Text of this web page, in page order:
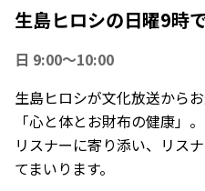
生島ヒロシの日曜9時
日 9:00～10:00
生島ヒロシが文化放送から
「心と体とお財布の健康」。
リスナーに寄り添い、リス
てまいります。